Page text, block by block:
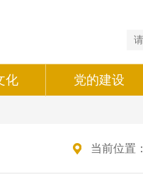
化 党的建设
当前位置：